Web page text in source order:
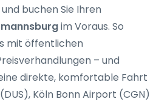
buchen Sie Ihren
im Voraus. So
mit öffentlichen
– und
direkte, komfortable Fahrt
Köln Bonn Airport (CGN)